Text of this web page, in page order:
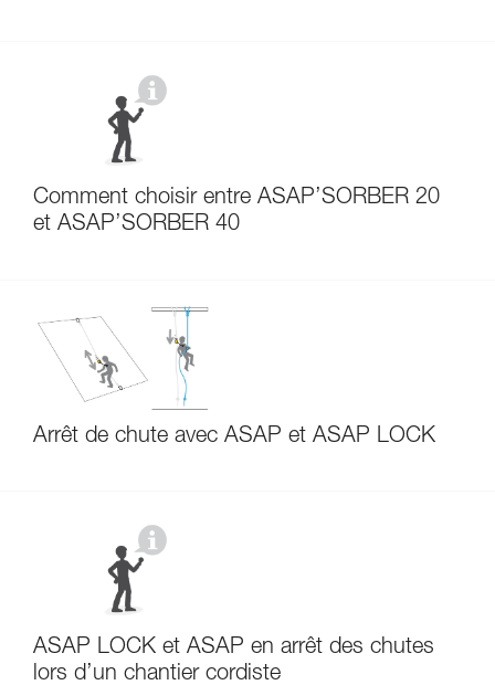
Comment choisir entre ASAP’SORBER 20
et ASAP’SORBER 40
Arrêt de chute avec ASAP et ASAP LOCK
ASAP LOCK et ASAP en arrêt des chutes
lors d’un chantier cordiste